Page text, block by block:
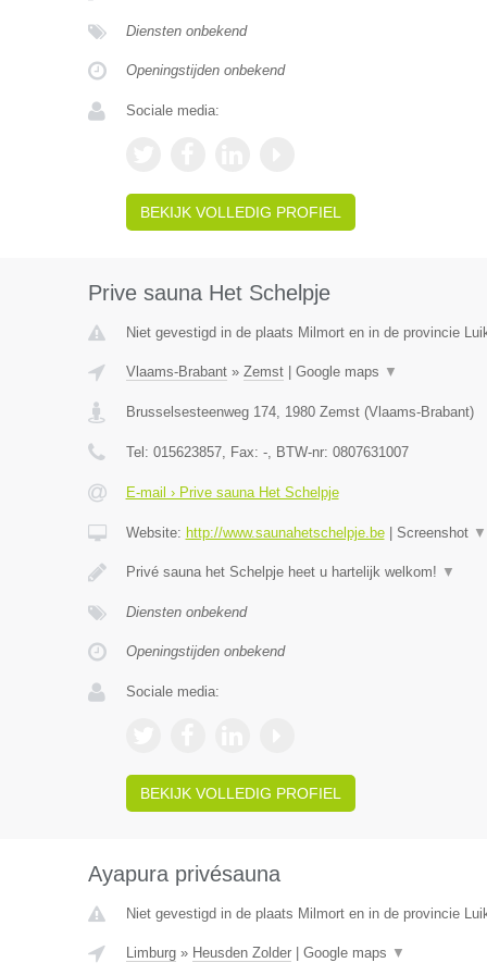
Diensten onbekend
Openingstijden onbekend
Sociale media:
BEKIJK VOLLEDIG PROFIEL
Prive sauna Het Schelpje
Niet gevestigd in de plaats Milmort en in de provincie
Vlaams-Brabant» Zemst| Google maps ▼
Brusselsesteenweg 174, 1980 Zemst(Vlaams-Brabant)
Tel: 015623857, Fax: -, BTW-nr: 0807631007
E-mail › Prive sauna Het Schelpje
Website: http://www.saunahetschelpje.be| Screenshot ▼
Privé sauna het Schelpje heet u hartelijk welkom! ▼
Diensten onbekend
Openingstijden onbekend
Sociale media:
BEKIJK VOLLEDIG PROFIEL
Ayapura privésauna
Niet gevestigd in de plaats Milmort en in de provincie
Limburg» Heusden Zolder| Google maps ▼